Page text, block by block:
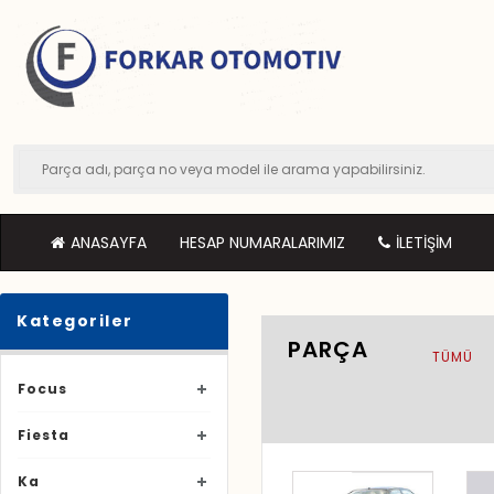
ANASAYFA HESAP NUMARALARIMIZ İLETIŞIM
Kategoriler
Focus
Fiesta
Ka
PARÇA TÜMÜ